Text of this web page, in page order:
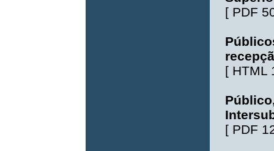
[ PDF
[ HTML
[ PDF